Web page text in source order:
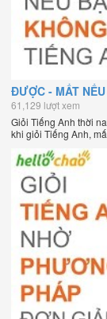
ĐƯỢC - MẤT
61,129 lượt xem
Giỏi Tiếng Anh thời
khi giỏi Tiếng Anh,